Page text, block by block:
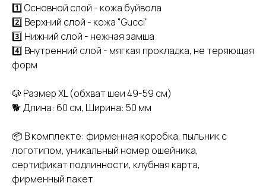
1️⃣ Основной слой - кожа буйвола
2️⃣ Верхний слой - кожа "Gucci"
3️⃣ Нижний слой - нежная замша
4️⃣ Внутренний слой - мягкая прокладка, не теряющая
форм
🐶 Размер XL (обхват шеи 49-59 см)
🐕 Длина: 60 см, Ширина: 50 мм
📦 В комплекте: фирменная коробка, пыльник с
логотипом, уникальный номер ошейника,
сертификат подлинности, клубная карта,
фирменный пакет